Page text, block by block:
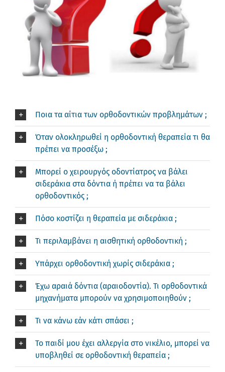
Ποια τα αίτια των ορθοδοντικών προβλημάτων ;
Όταν ολοκληρωθεί η ορθοδοντική θεραπεία τι θα
πρέπει να προσέξω ;
Μπορεί ο χειρουργός οδοντίατρος να βάλει
σιδεράκια στα δόντια ή πρέπει να τα βάλει
ορθοδοντικός ;
Πόσο κοστίζει η θεραπεία με σιδεράκια ;
Τι περιλαμβάνει η αισθητική ορθοδοντική ;
Υπάρχει ορθοδοντική χωρίς σιδεράκια ;
Έχω αραιά δόντια (αραιοδοντία). Τι ορθοδοντικά
μηχανήματα μπορούν να χρησιμοποιηθούν ;
Τι να κάνω εάν κάτι σπάσει ;
Το παιδί μου έχει αλλεργία στο νικέλιο, μπορεί να
υποβληθεί σε ορθοδοντική θεραπεία ;